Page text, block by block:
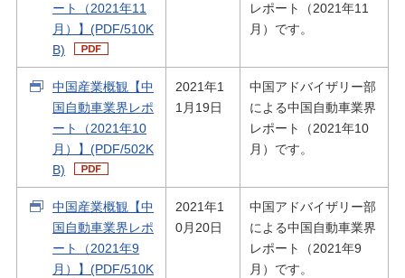
ート（2021年11
月）】(PDF/510K
B)
レポート（2021年11
月）です。
中国産業概観【中
国自動車業界レポ
ート（2021年10
月）】(PDF/502K
B)
2021年1
1月19日
中国アドバイザリー部
による中国自動車業界
レポート（2021年10
月）です。
中国産業概観【中
国自動車業界レポ
ート（2021年9
月）】(PDF/510K
2021年1
0月20日
中国アドバイザリー部
による中国自動車業界
レポート（2021年9
月）です。